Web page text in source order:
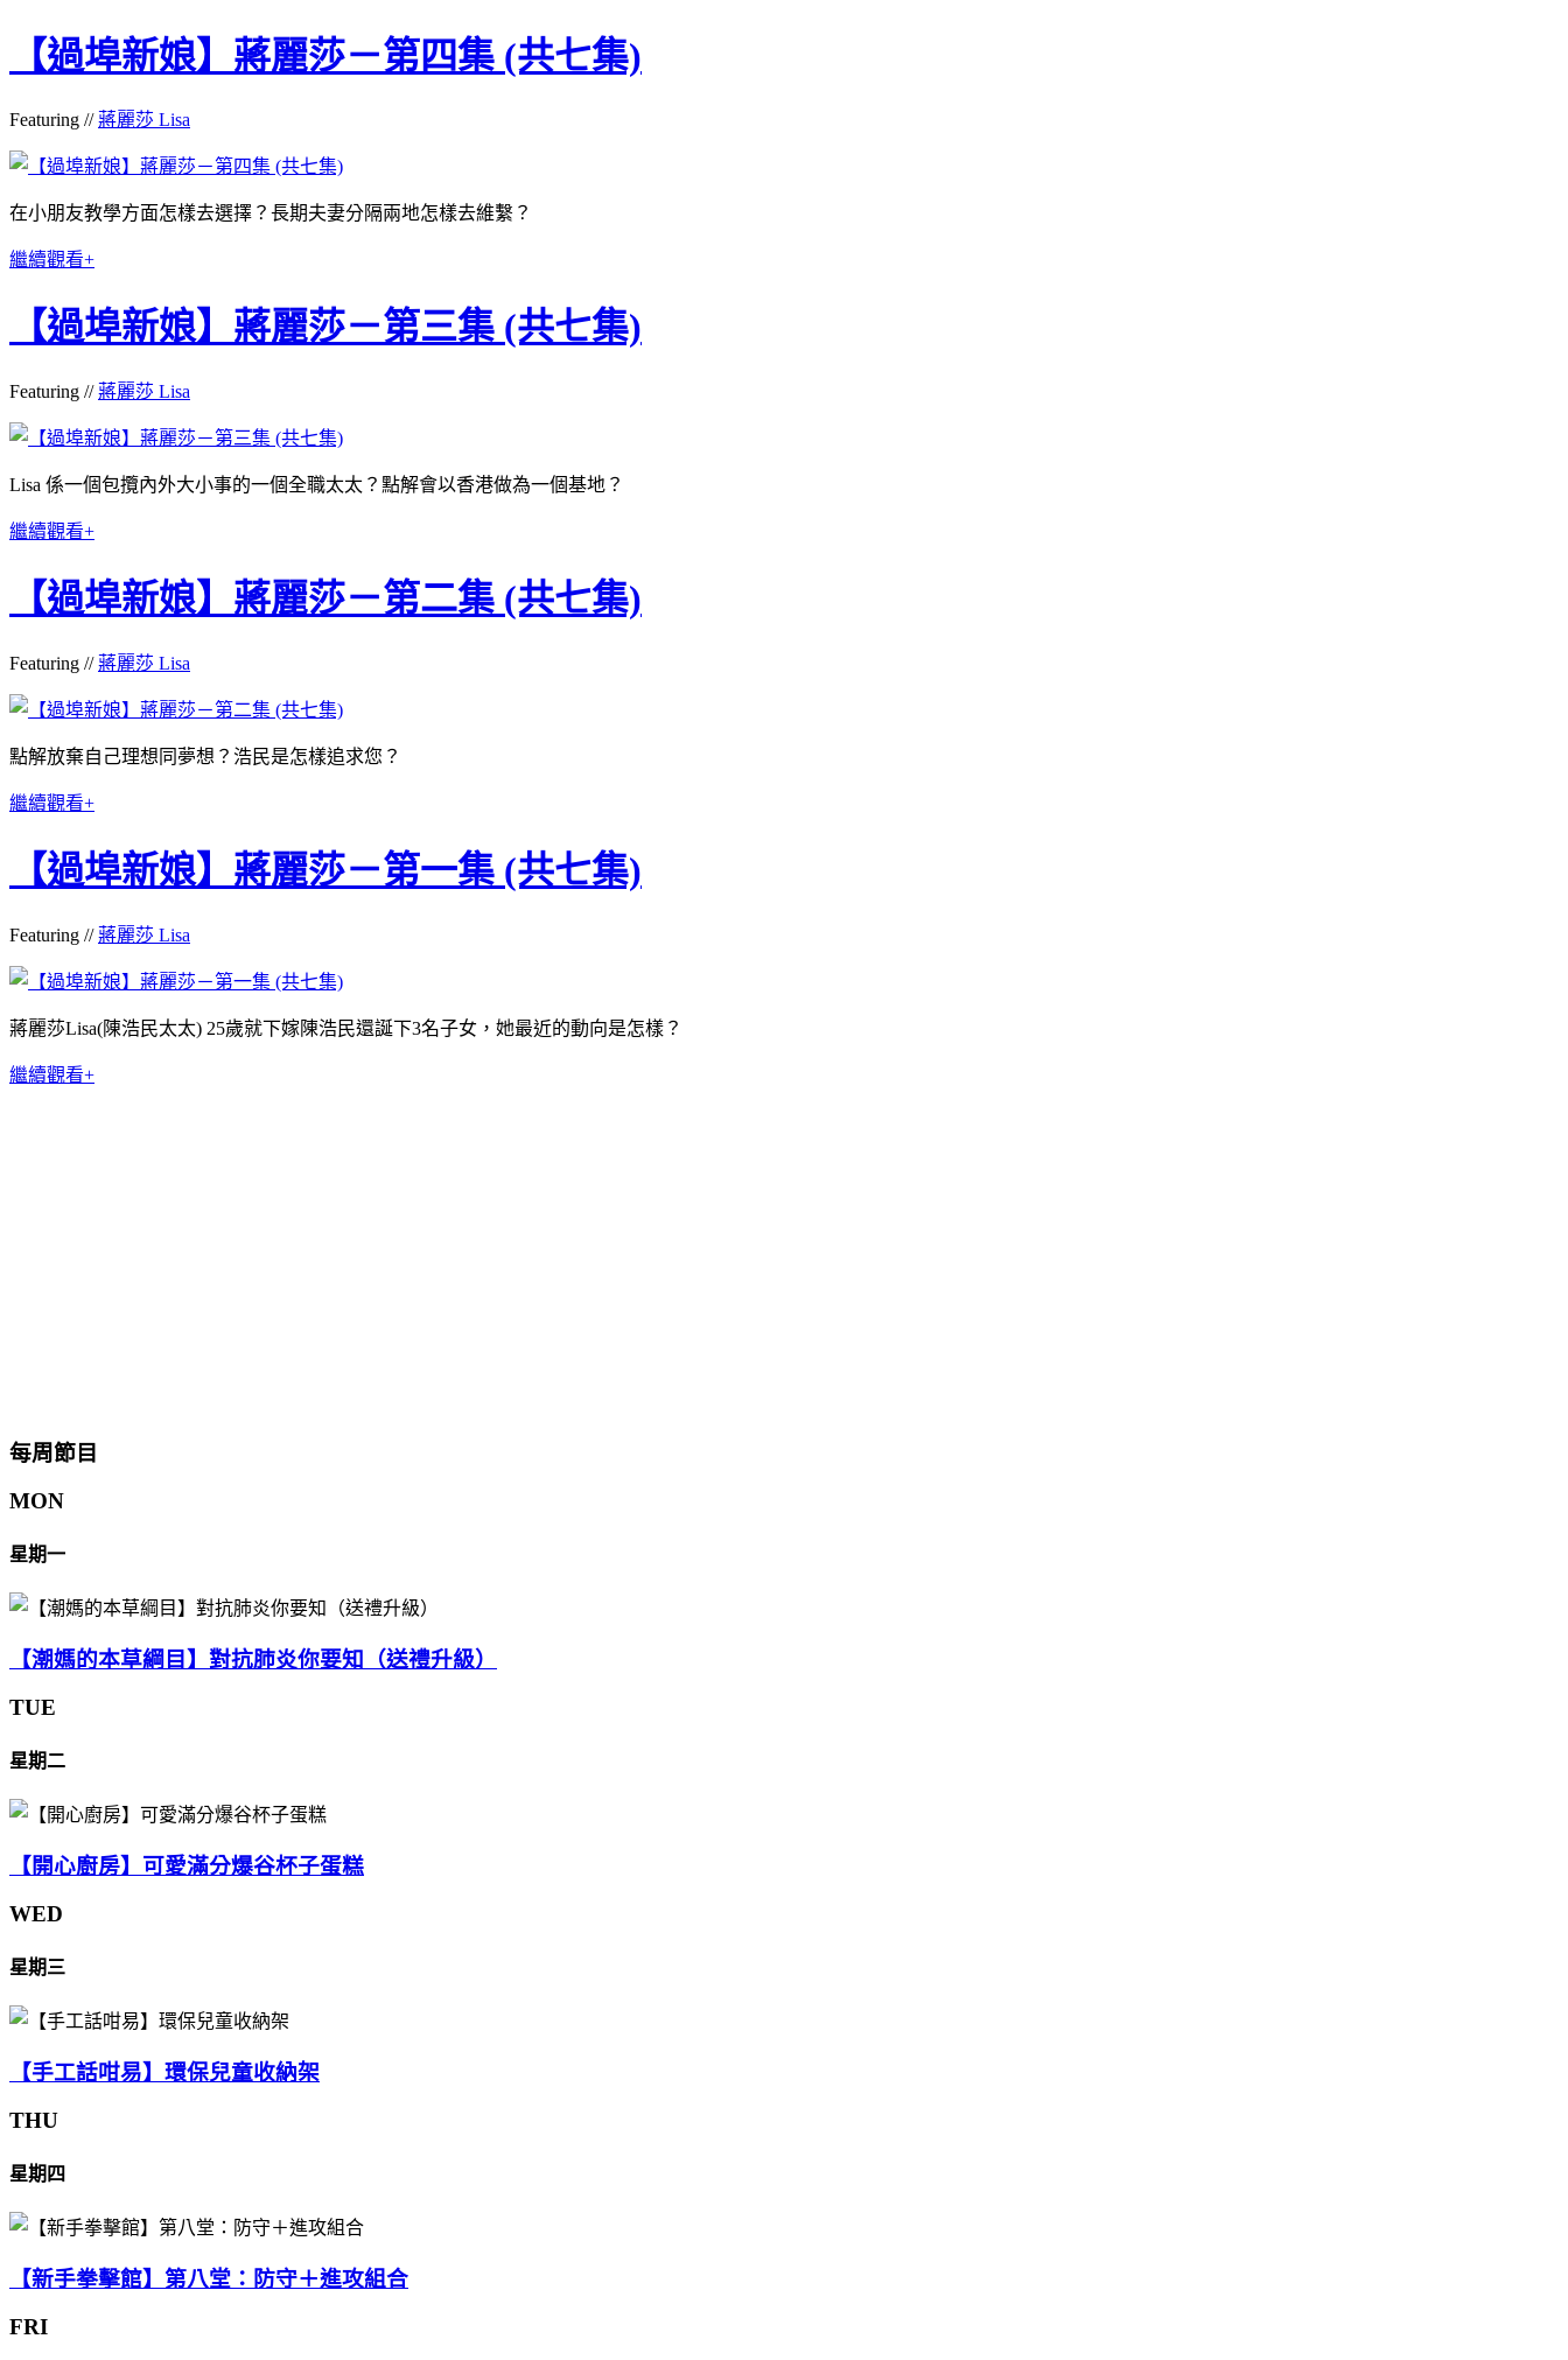
【過埠新娘】蔣麗莎－第四集 (共七集)
Featuring //蔣麗莎 Lisa
在小朋友教學方面怎樣去選擇？長期夫妻分隔兩地怎樣去維繫？
繼續觀看+
【過埠新娘】蔣麗莎－第三集 (共七集)
Featuring //蔣麗莎 Lisa
Lisa 係一個包攬內外大小事的一個全職太太？點解會以香港做為一個基地？
繼續觀看+
【過埠新娘】蔣麗莎－第二集 (共七集)
Featuring //蔣麗莎 Lisa
點解放棄自己理想同夢想？浩民是怎樣追求您？
繼續觀看+
【過埠新娘】蔣麗莎－第一集 (共七集)
Featuring //蔣麗莎 Lisa
蔣麗莎Lisa(陳浩民太太) 25歲就下嫁陳浩民還誕下3名子女，她最近的動向是怎樣？
繼續觀看+
每周節目
MON
星期一
【潮媽的本草綱目】對抗肺炎你要知（送禮升級）
TUE
星期二
【開心廚房】可愛滿分爆谷杯子蛋糕
WED
星期三
【手工話咁易】環保兒童收納架
THU
星期四
【新手拳擊館】第八堂：防守＋進攻組合
FRI